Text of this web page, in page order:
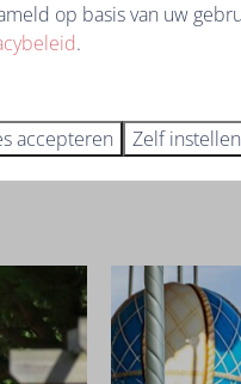
indien
vóór aankomst, kunt u
doen bij onvoorziene
op basis van uw
.
accepteren Zelf instellen